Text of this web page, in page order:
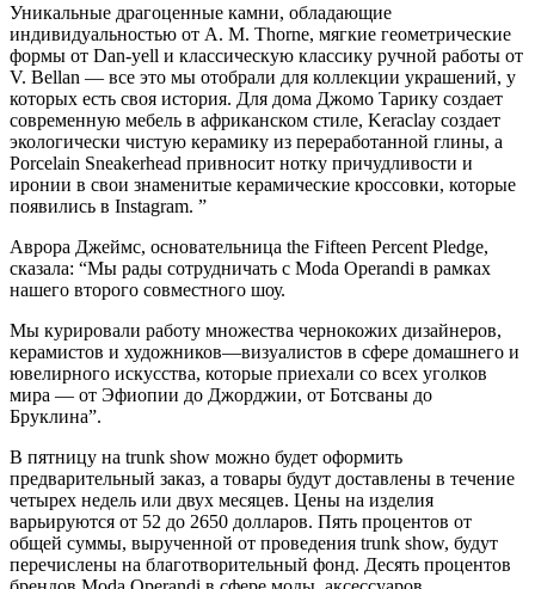
Уникальные драгоценные камни, обладающие
индивидуальностью от A. M. Thorne, мягкие геометрические
формы от Dan-yell и классическую классику ручной работы от
V. Bellan — все это мы отобрали для коллекции украшений, у
которых есть своя история. Для дома Джомо Тарику создает
современную мебель в африканском стиле, Keraclay создает
экологически чистую керамику из переработанной глины, а
Porcelain Sneakerhead привносит нотку причудливости и
иронии в свои знаменитые керамические кроссовки, которые
появились в Instagram. ”
Аврора Джеймс, основательница the Fifteen Percent Pledge,
сказала: “Мы рады сотрудничать с Moda Operandi в рамках
нашего второго совместного шоу.
Мы курировали работу множества чернокожих дизайнеров,
керамистов и художников—визуалистов в сфере домашнего и
ювелирного искусства, которые приехали со всех уголков
мира — от Эфиопии до Джорджии, от Ботсваны до
Бруклина”.
В пятницу на trunk show можно будет оформить
предварительный заказ, а товары будут доставлены в течение
четырех недель или двух месяцев. Цены на изделия
варьируются от 52 до 2650 долларов. Пять процентов от
общей суммы, вырученной от проведения trunk show, будут
перечислены на благотворительный фонд. Десять процентов